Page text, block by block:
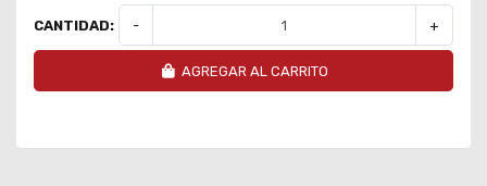
CANTIDAD: - +
AGREGAR AL CARRITO